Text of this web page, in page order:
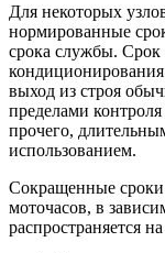
Для некоторых
нормированные
срока службы. Срок
выход из строя
пределами
прочего,
использованием.
Сокращенные сроки
моточасов, в
распространяется